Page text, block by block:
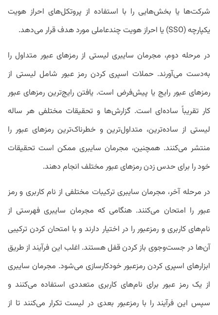
شرکت‌ها یا بخش‌هایی را با استفاده از پروتکل‌های احراز هویت
یکپارچه (SSO) یا احراز هویت چندعاملی مورد هدف قرار می‌دهد.
در مرحله دوم، مجرمان سایبری لیستی از رمزهای عبور متداول را
به‌دست می‌آورند. حملات اسپری کردن رمز عبور شامل لیستی از
رمزهای عبور رایج یا پیش‌فرض است. یافتن رایج‌ترین رمزهای عبور
کار تقریباً ساده‌ای است. گزارش‌ها و تحقیقات مختلفی هر ساله
لیستی از ساده‌ترین، متداول‌ترین و خطرناک‌ترین رمزهای عبور را
منتشر می‌کنند. همچنین، مجرمان سایبری ممکن است تحقیقات
خود را برای حدس زدن رمزهای عبور مختلف انجام دهند.
در مرحله آخر، مجرمان سایبری ترکیبات مختلفی از نام کاربری و رمز
عبور را امتحان می‌کنند. هنگامی‌ که مجرمان سایبری فهرستی از
نام‌های کاربری و رمزعبور را در اختیار دارند و با امتحان کردن ترکیبی
آن‌ها در جست‌وجوی باز کردن قفل هستند. اغلب این فرآیند از طریق
ابزارهای اسپری کردن رمزعبور خودکارسازی می‌شود. مجرمان سایبری
از یک رمز عبور برای نام‌های کاربری متعددی استفاده می‌کنند و
سپس این فرآیند را با رمزعبور بعدی در لیست تکرار می‌کنند تا از